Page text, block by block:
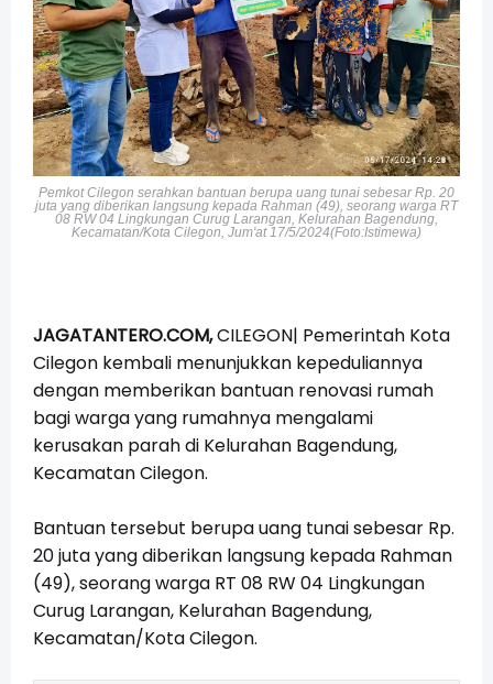
Pemkot Cilegon serahkan bantuan berupa uang tunai sebesar Rp. 20
juta yang diberikan langsung kepada Rahman (49), seorang warga RT
08 RW 04 Lingkungan Curug Larangan, Kelurahan Bagendung,
Kecamatan/Kota Cilegon, Jum'at 17/5/2024(Foto:Istimewa)
JAGATANTERO.COM,CILEGON| Pemerintah Kota
Cilegon kembali menunjukkan kepeduliannya
dengan memberikan bantuan renovasi rumah
bagi warga yang rumahnya mengalami
kerusakan parah di Kelurahan Bagendung,
Kecamatan Cilegon.
Bantuan tersebut berupa uang tunai sebesar Rp.
20 juta yang diberikan langsung kepada Rahman
(49), seorang warga RT 08 RW 04 Lingkungan
Curug Larangan, Kelurahan Bagendung,
Kecamatan/Kota Cilegon.